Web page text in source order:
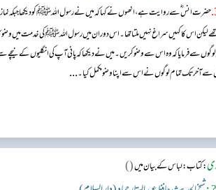
حضرت انس ؓ سے روایت ہے، انھوں نے کہا کہ میں نے رسول اللہ ﷺ کو دیکھا جبکہ
اس کا کہیں سراغ نہیں ملتا تھا۔ اس دوران میں رسول اللہ ﷺ کی خدمت میں وضو کا
سے فرمایا کہ وہ اس سے وضوکریں۔ میں نے دیکھا کہ پانی آپ کی انگلیوں کے نیچے
سے آخر تک تمام لوگوں نے اس سے اپنا وضو مکمل کیا۔...
:کتاب: لباس کے بیان میں()